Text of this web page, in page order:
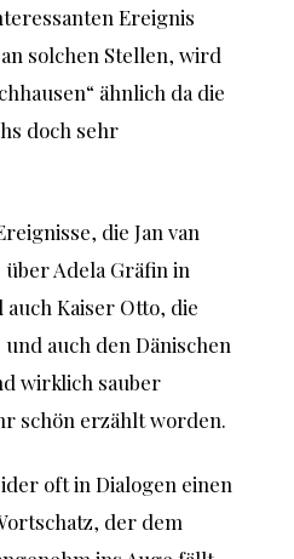
Ereignis
solchen Stellen, wird
ähnlich da die
doch sehr
die Jan van
Adela Gräfin in
Kaiser Otto, die
auch den Dänischen
wirklich sauber
schön erzählt worden.
oft in Dialogen einen
der dem